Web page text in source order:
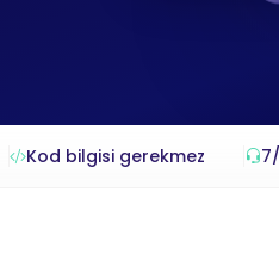
Kod bilgisi gerekmez